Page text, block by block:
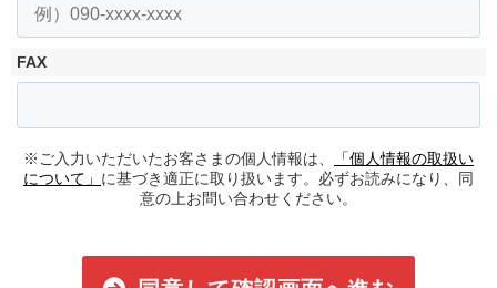
FAX
※ご入力いただいたお客さまの個人情報は、
「個人情報の取扱い
について」 に基づき適正に取り扱います。必ずお読みになり、同
意の上お問い合わせください。